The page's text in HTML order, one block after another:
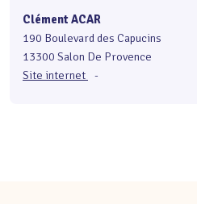
Clément ACAR
190 Boulevard des Capucins
13300 Salon De Provence
Site internet
-